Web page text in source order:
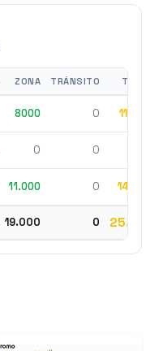
ZONA TRÁNSITO
8000 0
0 0
11.000 0
19.000 0